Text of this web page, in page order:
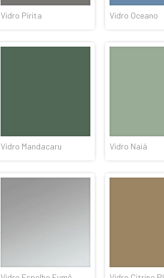
Vidro Pirita Vidro Oceano
Vidro Mandacaru Vidro Naiá
Vidro Espelho Fumê Vidro Citrino PL